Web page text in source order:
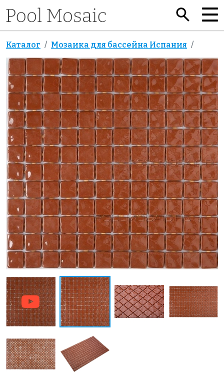
Каталог Мозаика для бассейна Испания